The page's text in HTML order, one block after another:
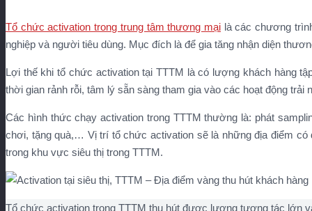
Tổ chức activation trong trung tâm thương mại là các chương
nghiệp và người tiêu dùng. Mục đích là để gia tăng nhận diện
Lợi thế khi tổ chức activation tại TTTM là có lượng khách hàng
thời gian rảnh rỗi, tâm lý sẵn sàng tham gia vào các hoạt động trải
Các hình thức chạy activation trong TTTM thường là: phát
chơi, tặng quà,… Vị trí tổ chức activation sẽ là những địa điểm
trong khu vực siêu thị trong TTTM.
Tổ chức activation trong TTTM thu hút được lượng tương tác lớn